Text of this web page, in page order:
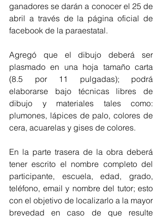
ganadores se darán a conocer el 25 de
abril a través de la página oficial de
facebook de la paraestatal.
Agregó que el dibujo deberá ser
plasmado en una hoja tamaño carta
(8.5 por 11 pulgadas); podrá
elaborarse bajo técnicas libres de
dibujo y materiales tales como:
plumones, lápices de palo, colores de
cera, acuarelas y gises de colores.
En la parte trasera de la obra deberá
tener escrito el nombre completo del
participante, escuela, edad, grado,
teléfono, email y nombre del tutor; esto
con el objetivo de localizarlo a la mayor
brevedad en caso de que resulte